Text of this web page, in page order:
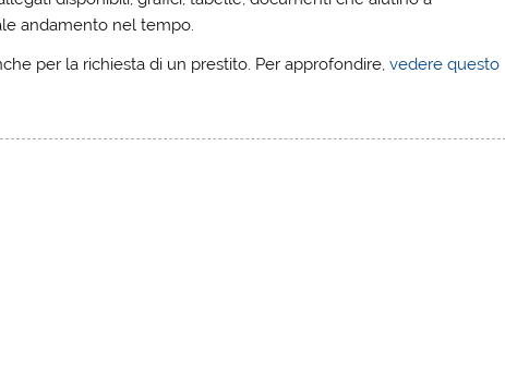
andamento nel tempo.
per la richiesta di un prestito. Per approfondire,vedere questo